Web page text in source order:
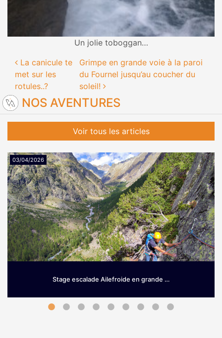
Un jolie toboggan…
Navigation des articles
La canicule te
met sur les
rotules..?
Grimpe en grande voie à la paroi
du Fournel jusqu’au coucher du
soleil!
NOS AVENTURES
Voir tous les articles
Stage escalade Ailefroide en grande …
03/04/2026
Grimpez sur le granit d’Ailefroide! Envie de prendre de la